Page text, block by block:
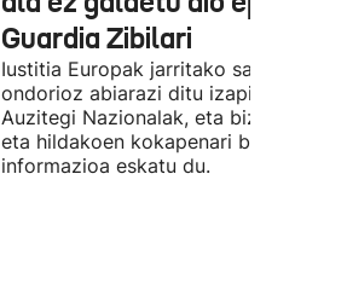
Guardia Zibilari
Iustitia Europak jarritako salaketaren
ondorioz abiarazi ditu izapideak
Auzitegi Nazionalak, eta bizi direnen
eta hildakoen kokapenari buruzko
informazioa eskatu du.